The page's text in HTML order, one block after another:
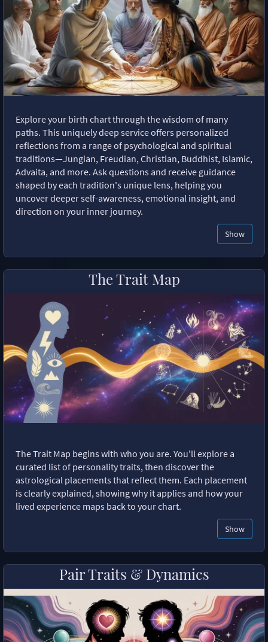
Explore your birth chart through the wisdom of many
paths. This uniquely deep service offers personalized
reflections from a range of psychological and spiritual
traditions—Jungian, Freudian, Christian, Buddhist, Islamic,
Advaita, and more. Ask questions and receive guidance
shaped by each tradition's unique lens, helping you
uncover deeper self-awareness, emotional insight, and
direction on your inner journey.
Show
The Trait Map
The Trait Map begins with who you are. You'll explore a
curated list of personality traits, then discover the
astrological placements that reflect them. Each placement
is clearly explained, showing why it applies and how your
lived experience maps back to your chart.
Show
Pair Traits & Dynamics